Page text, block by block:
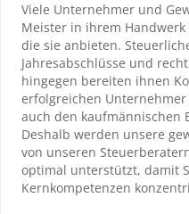
Viele Unternehmer und
Meister in ihrem
die sie anbieten.
Jahresabschlüsse und
hingegen bereiten ihnen
erfolgreichen
auch den kaufmännischen
Deshalb werden unsere
von unseren
optimal unterstützt, damit
Kernkompetenzen